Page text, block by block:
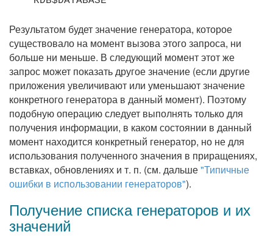
Результатом будет значение генератора, которое
существовало на момент вызова этого запроса, ни
больше ни меньше. В следующий момент этот же
запрос может показать другое значение (если другие
приложения увеличивают или уменьшают значение
конкретного генератора в данный момент). Поэтому
подобную операцию следует выполнять только для
получения информации, в каком состоянии в данный
момент находится конкретный генератор, но не для
использования полученного значения в приращениях,
вставках, обновлениях и т. п. (см. дальше"Типичные
ошибки в использовании генераторов").
Получение списка генераторов и их
значений